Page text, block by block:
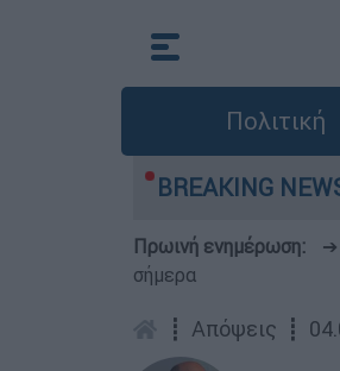
Πολιτική
BREAKING
αυτοκίνητα παραμένουν
Πρωινή ενημέρωση: ➔
σήμερα
┋ Απόψεις ┋